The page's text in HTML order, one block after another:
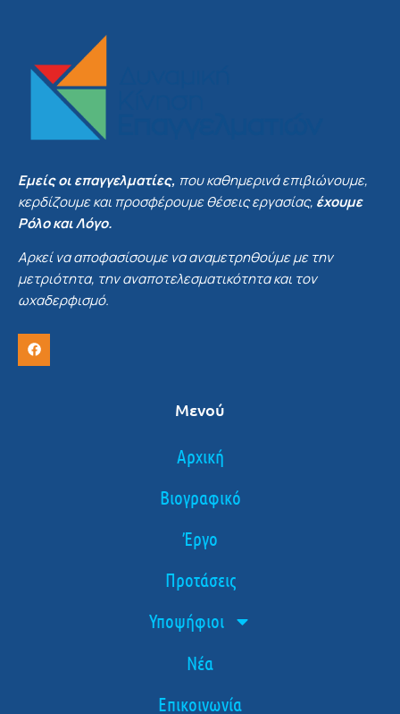
Εμείς οι επαγγελματίες, που καθημερινά επιβιώνουμε,
κερδίζουμε και προσφέρουμε θέσεις εργασίας, έχουμε
Ρόλο και Λόγο.
Αρκεί να αποφασίσουμε να αναμετρηθούμε με την
μετριότητα, την αναποτελεσματικότητα και τον
ωχαδερφισμό.
Μενού
Αρχική
Βιογραφικό
Έργο
Προτάσεις
Υποψήφιοι
Νέα
Επικοινωνία